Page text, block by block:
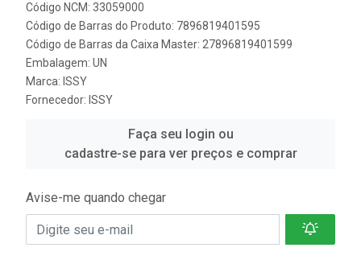
Código NCM: 33059000
Código de Barras do Produto: 7896819401595
Código de Barras da Caixa Master: 27896819401599
Embalagem: UN
Marca: ISSY
Fornecedor: ISSY
Faça seu login ou
cadastre-se para ver preços e comprar
Avise-me quando chegar